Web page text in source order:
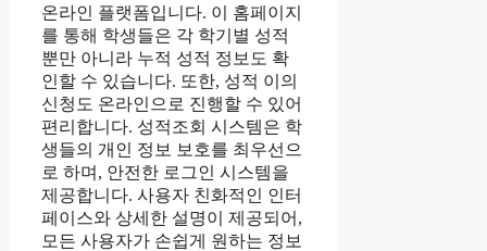
온라인 플랫폼입니다. 이 홈페이지
를 통해 학생들은 각 학기별 성적
뿐만 아니라 누적 성적 정보도 확
인할 수 있습니다. 또한, 성적 이의
신청도 온라인으로 진행할 수 있어
편리합니다. 성적조회 시스템은 학
생들의 개인 정보 보호를 최우선으
로 하며, 안전한 로그인 시스템을
제공합니다. 사용자 친화적인 인터
페이스와 상세한 설명이 제공되어,
모든 사용자가 손쉽게 원하는 정보